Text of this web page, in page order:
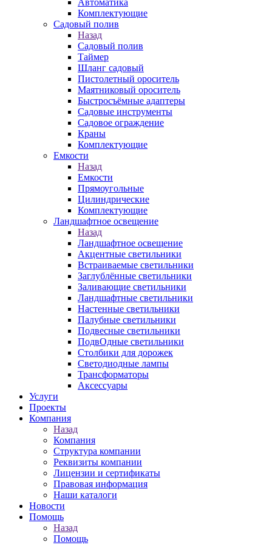
Автоматика
Комплектующие
Садовый полив
Назад
Садовый полив
Таймер
Шланг садовый
Пистолетный ороситель
Маятниковый ороситель
Быстросъёмные адаптеры
Садовые инструменты
Садовое ограждение
Краны
Комплектующие
Емкости
Назад
Емкости
Прямоугольные
Цилиндрические
Комплектующие
Ландшафтное освещение
Назад
Ландшафтное освещение
Акцентные светильники
Встраиваемые светильники
Заглублённые светильники
Заливающие светильники
Ландшафтные светильники
Настенные светильники
Палубные светильники
Подвесные светильники
ПодвОдные светильники
Столбики для дорожек
Светодиодные лампы
Трансформаторы
Аксессуары
Услуги
Проекты
Компания
Назад
Компания
Структура компании
Реквизиты компании
Лицензии и сертификаты
Правовая информация
Наши каталоги
Новости
Помощь
Назад
Помощь